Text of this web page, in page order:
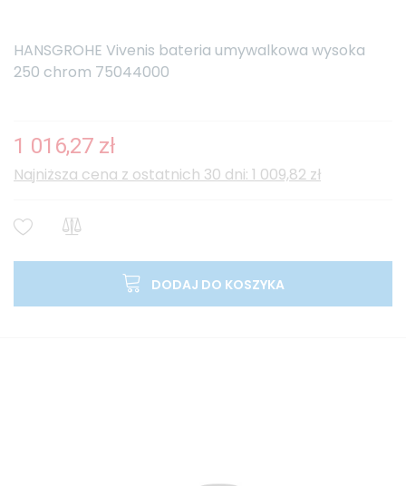
HANSGROHE Vivenis bateria umywalkowa wysoka
250 chrom 75044000
1 016,27 zł
Najniższa cena z ostatnich 30 dni: 1 009,82 zł
DODAJ DO KOSZYKA